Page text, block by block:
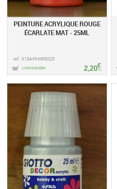
PEINTURE ACRYLIQUE ROUGE
ÉCARLATE MAT - 25ML
ref : X194-PAMRE025
2,20€
TTC
commander